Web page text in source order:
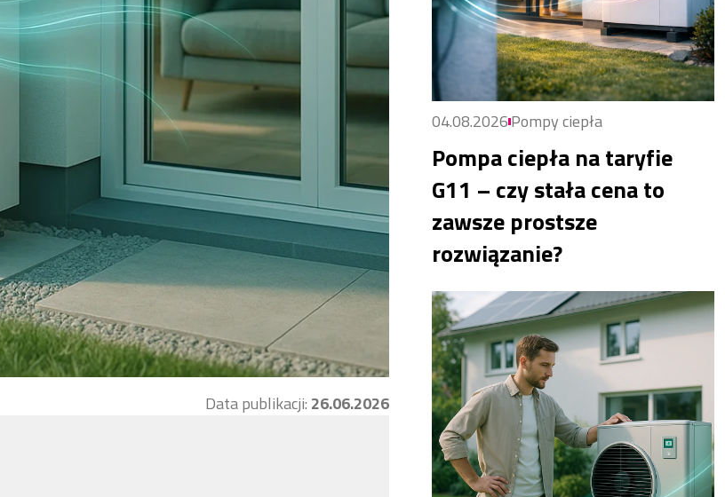
Data publikacji: 26.06.2026
04.08.2026Pompy ciepła
Pompa ciepła na taryfie
G11 – czy stała cena to
zawsze prostsze
rozwiązanie?